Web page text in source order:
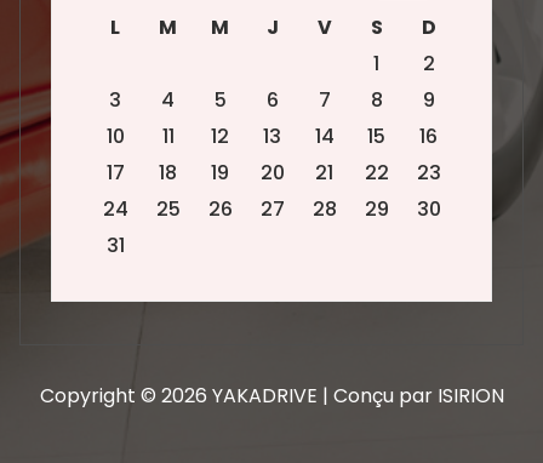
L
M M J V S
D
1
2
3
4 5 6 7 8
9
10
11 12 13 14 15
16
17
18 19 20 21 22
23
24
25 26 27 28 29
30
31
Copyright © 2026 YAKADRIVE | Conçu par ISIRION